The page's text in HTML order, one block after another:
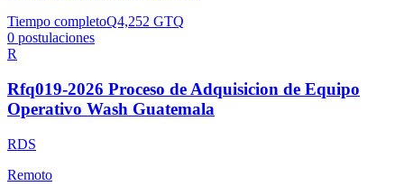
Tiempo completoQ4,252 GTQ
0 postulaciones
R
Rfq019-2026 Proceso de Adquisicion de Equipo
Operativo Wash Guatemala
RDS
Remoto